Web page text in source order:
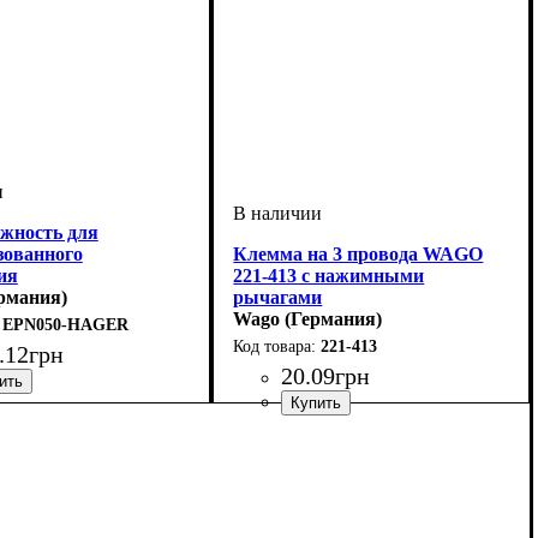
для
EPN050-HAGER
12грн
: аксессуар
ток, А: 16А
Клемма на 3 провода WAGO
221-413 с нажимными
рычагами
Wago (Германия)
221-413
20.09грн